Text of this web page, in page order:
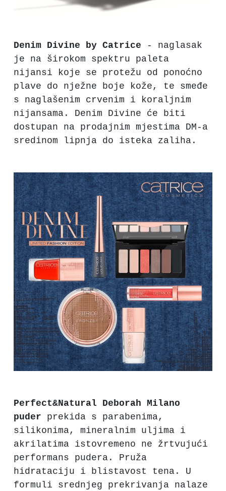
Denim Divine by Catrice - naglasak
je na širokom spektru paleta
nijansi koje se protežu od ponoćno
plave do nježne boje kože, te smeđe
s naglašenim crvenim i koraljnim
nijansama. Denim Divine će biti
dostupan na prodajnim mjestima DM-a
sredinom lipnja do isteka zaliha.
Perfect&Natural Deborah Milano
puder prekida s parabenima,
silikonima, mineralnim uljima i
akrilatima istovremeno ne žrtvujući
performans pudera. Pruža
hidrataciju i blistavost tena. U
formuli srednjeg prekrivanja nalaze